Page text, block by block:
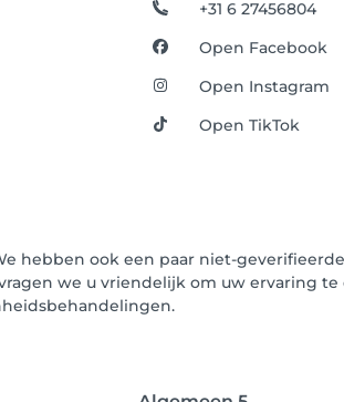
+31 6 27456804
Open Facebook
Open Instagram
Open TikTok
hebben ook een paar niet-
we u vriendelijk om uw ervaring